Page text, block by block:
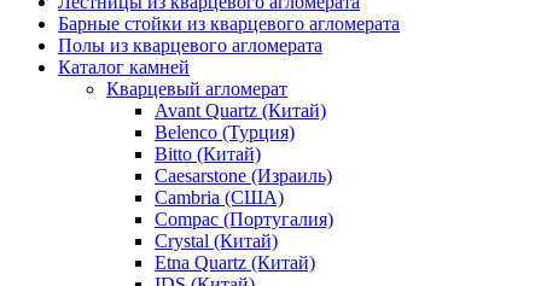
Барные стойки из кварцевого агломерата
Полы из кварцевого агломерата
Каталог камней
Кварцевый агломерат
Avant Quartz (Китай)
Belenco (Турция)
Bitto (Китай)
Caesarstone (Израиль)
Cambria (США)
Compac (Португалия)
Crystal (Китай)
Etna Quartz (Китай)